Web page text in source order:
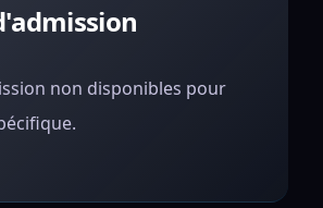
non disponibles pour